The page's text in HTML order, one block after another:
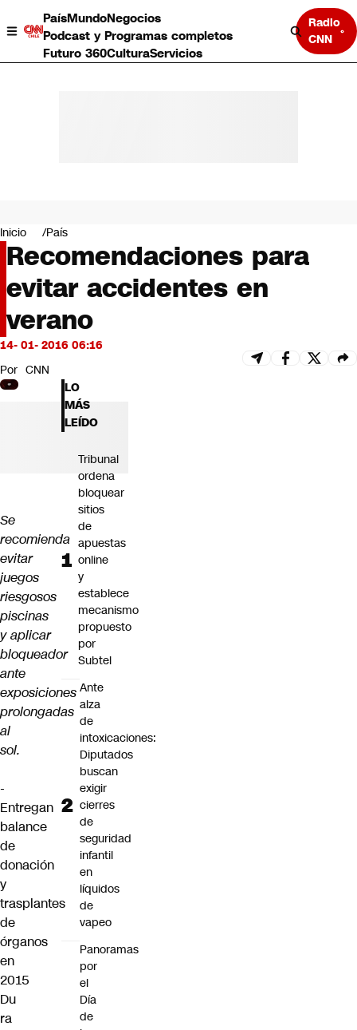
PaísMundoNegocios
Podcast y Programas completos
Futuro 360CulturaServicios
Radio
CNN
Negocios
Deportes
Programas completos
Cultura
Servicios
Bits
CNN tiempo
Futuro 360
Opinión
Inicio País
Recomendaciones para
evitar accidentes en
verano
14- 01- 2016 06:16
Por CNN
Se
recomienda
evitar
juegos
riesgosos
piscinas
y aplicar
bloqueador
ante
exposiciones
prolongadas
al
sol.
-
Entregan
balance
de
donación
y
trasplantes
de
órganos
en
2015
Du
ra
LO
MÁS
LEÍDO
Tribunal
ordena
bloquear
sitios
de
apuestas
online
y
establece
mecanismo
propuesto
por
Subtel
Ante
alza
de
intoxicaciones:
Diputados
buscan
exigir
cierres
de
seguridad
infantil
en
líquidos
de
vapeo
Panoramas
por
el
Día
de